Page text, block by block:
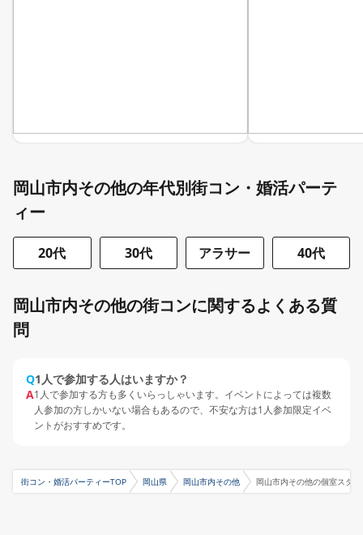
岡山市内その他の年代別街コン・婚活パーテ
ィー
20代 30代 アラサー 40代
岡山市内その他の街コンに関するよくある質
問
Q1人で参加する人はいますか？
A1人で参加する方も多くいらっしゃいます。イベントによっては複数
人参加の方しかいない場合もあるので、不安な方は1人参加限定イベ
ントがおすすめです。
街コン・婚活パーティーTOP 岡山県 岡山市内その他 岡山市内その他の個室スタ